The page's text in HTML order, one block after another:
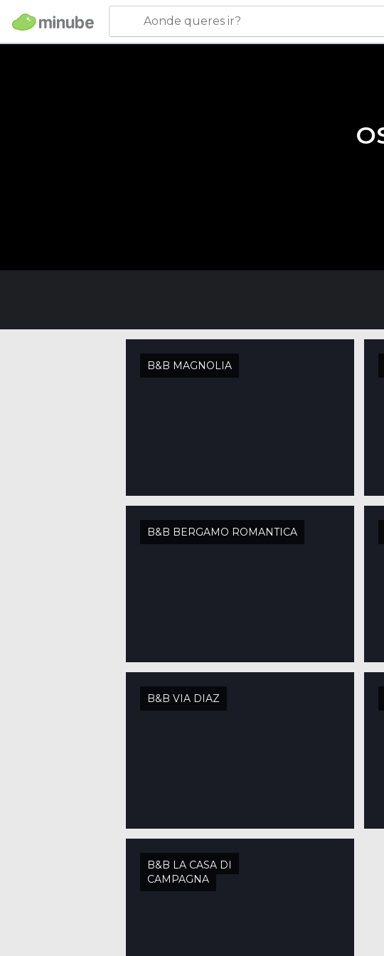
Aonde queres ir?
B&B MAGNOLIA
B&B BERGAMO ROMANTICA
B&B VIA DIAZ
B&B LA CASA DI
CAMPAGNA